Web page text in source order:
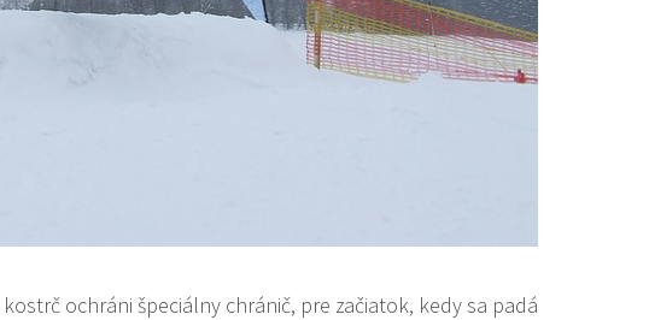
ochráni špeciálny chránič, pre začiatok, kedy sa padá